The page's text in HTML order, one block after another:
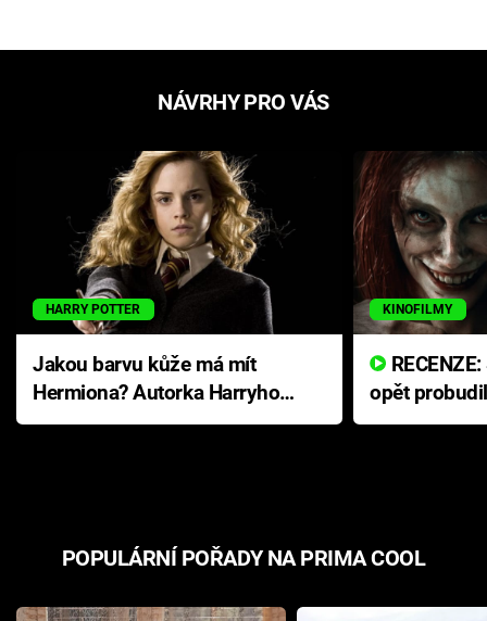
NÁVRHY PRO VÁS
HARRY POTTER
Jakou barvu kůže má mít
Hermiona? Autorka Harryho
Pottera přišla s ráznou
KINOFILMY
opět
přichází s
POPULÁRNÍ POŘADY NA PRIMA COOL